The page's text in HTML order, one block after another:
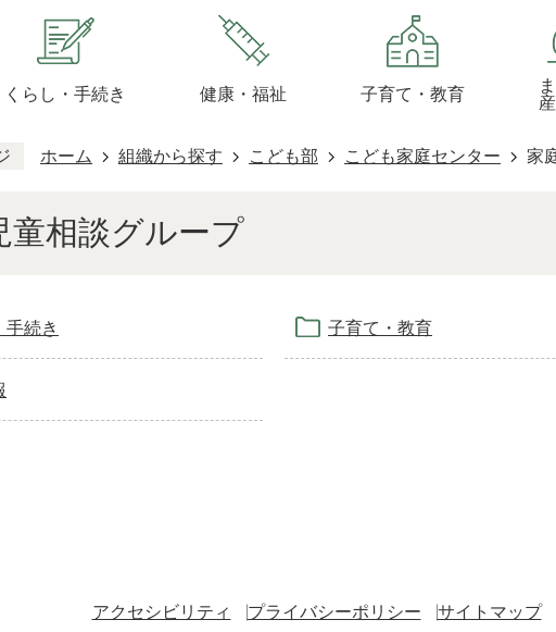
くらし・手続き 健康・福祉 子育て・教育
ホーム 組織から探す こども部 こども家庭センター 家
童相談グループ
手続き 子育て・教育
アクセシビリティ プライバシーポリシー サイトマップ